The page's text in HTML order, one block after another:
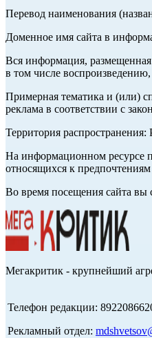
Перевод наименования
Доменное имя сайта в
Вся информация,
в том числе
Примерная тематика и (или)
реклама в соответствии с
Территория
На информационном ресурсе
относящихся к
Во время посещения сайта вы
Мегакритик - крупнейший
Телефон редакции:
Рекламный отдел: